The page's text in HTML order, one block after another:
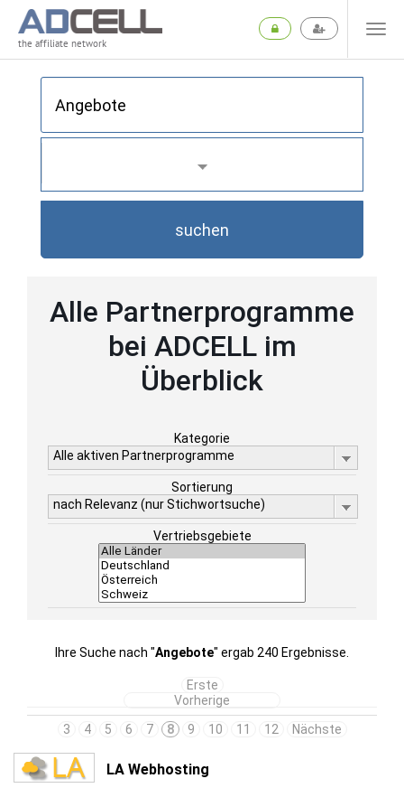
the affiliate network
suchen
Alle Partnerprogramme
bei ADCELL im
Überblick
Kategorie
Alle aktiven Partnerprogramme
Sortierung
nach Relevanz (nur Stichwortsuche)
Vertriebsgebiete
Ihre Suche nach "Angebote" ergab 240 Ergebnisse.
Erste
Vorherige
3
4 5 6 7 8 9 10 11 12 Nächste
LA Webhosting